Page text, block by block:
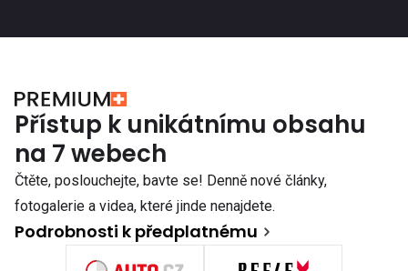
Přístup k unikátnímu obsahu
na 7 webech
Čtěte, poslouchejte, bavte se! Denně nové články,
fotogalerie a videa, které jinde nenajdete.
Podrobnosti k předplatnému